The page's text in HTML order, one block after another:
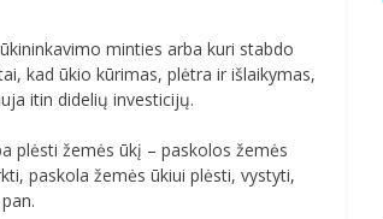
minties arba kuri stabdo
kad ūkio kūrimas, plėtra ir išlaikymas,
itin didelių investicijų.
plėsti žemės ūkį – paskolos žemės
paskola žemės ūkiui plėsti, vystyti,